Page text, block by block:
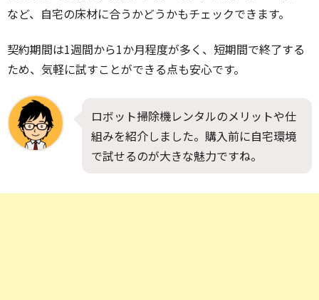
など、自宅の床材に合うかどうかもチェックできます。
契約期間は1週間から1か月程度が多く、短期間で終了する
ため、気軽に試すことができる点も安心です。
ロボット掃除機レンタルのメリットや仕
組みを紹介しました。購入前に自宅環境
で試せるのが大きな魅力ですね。